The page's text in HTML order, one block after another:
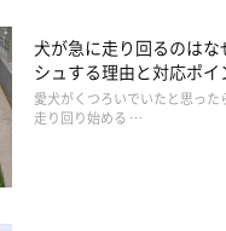
犬が急に走り回るのは
シュする理由と対応ポ
愛犬がくつろいでいたと思った
走り回り始める …